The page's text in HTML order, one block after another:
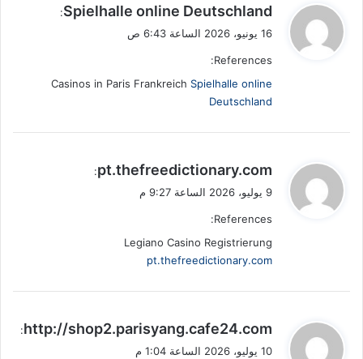
ي
ق
ل
Spielhalle online Deutschland
:
16 يونيو، 2026 الساعة 6:43 ص
References:
Casinos in Paris Frankreich Spielhalle online
Deutschland
ي
ق
ل
pt.thefreedictionary.com
:
9 يوليو، 2026 الساعة 9:27 م
References:
Legiano Casino Registrierung
pt.thefreedictionary.com
ي
ق
http://shop2.parisyang.cafe24.com
:
10 يوليو، 2026 الساعة 1:04 م